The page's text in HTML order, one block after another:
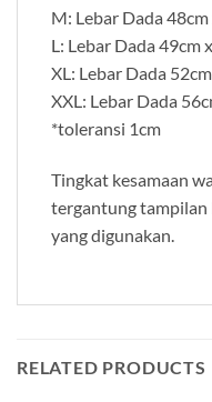
M: Lebar Dada
L: Lebar Dada 49cm
XL: Lebar Dada
XXL: Lebar Dada
*toleransi 1cm
Tingkat kesamaan
tergantung tampilan
yang digunakan.
RELATED PRODUCTS